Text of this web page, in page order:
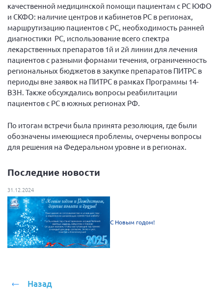
Общероссийская РС
Алтайский край
Архангельская область
Брянская область
Владимирская область
Воронежская область
Ивановская область
Кемеровская область
Кировская область
Краснодарский край
Красноярский край
Липецкая область
Московская область
качественной медицинской помощи пациентам с РС ЮФО
и СКФО: наличие центров и кабинетов РС в регионах,
маршрутизацию пациентов с РС, необходимость ранней
диагностики РС, использование всего спектра
лекарственных препаратов 1й и 2й линии для лечения
пациентов с разными формами течения, ограниченность
региональных бюджетов в закупке препаратов ПИТРС в
периоды вне заявок на ПИТРС в рамках Программы 14-
ВЗН. Также обсуждались вопросы реабилитации
пациентов с РС в южных регионах РФ.
По итогам встречи была принята резолюция, где были
обозначены имеющиеся проблемы, очерчены вопросы
для решения на Федеральном уровне и в регионах.
Последние новости
31.12.2024
С Новым годом!
Назад